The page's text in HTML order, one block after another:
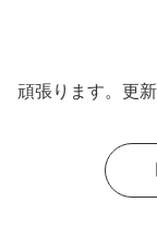
頑張ります。更新